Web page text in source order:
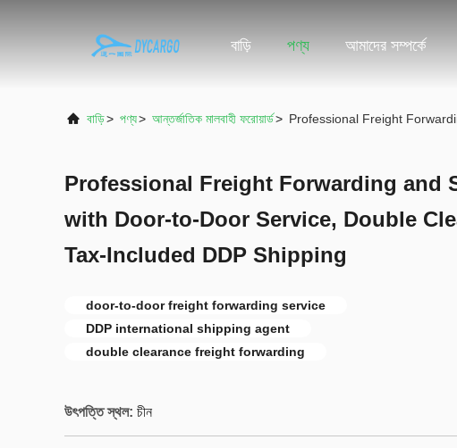
বাড়ি পণ্য আমাদের সম্পর্কে
বাড়ি> পণ্য> আন্তর্জাতিক মালবাহী ফরোয়ার্ড> Professional Freight
Professional Freight Forwarding and
with Door-to-Door Service, Double
Tax-Included DDP Shipping
door-to-door freight forwarding service
DDP international shipping agent
double clearance freight forwarding
উৎপত্তি স্থল: চীন